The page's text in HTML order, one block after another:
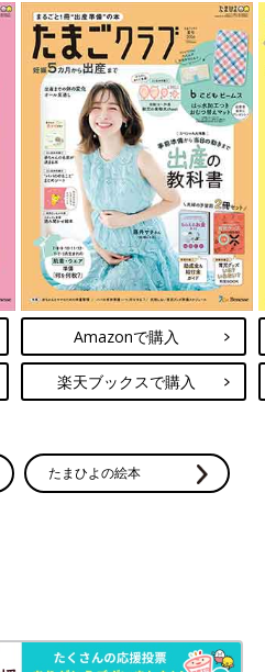
Amazonで購入
楽天ブックスで購入
たまひよの絵本